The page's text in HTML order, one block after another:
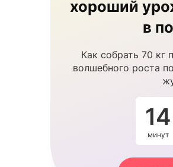
хороший
в
Как собрать 70 кг
волшебного роста
14
минут